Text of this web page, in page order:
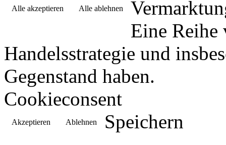
Alle akzeptieren Alle ablehnen
Eine Reihe
Handelsstrategie und
Gegenstand haben.
Cookieconsent
Akzeptieren Ablehnen Speichern